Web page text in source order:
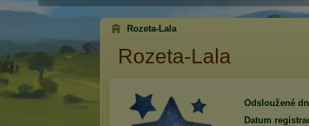
Rozeta-Lala
Rozeta-Lala
Odsloužené
Datum